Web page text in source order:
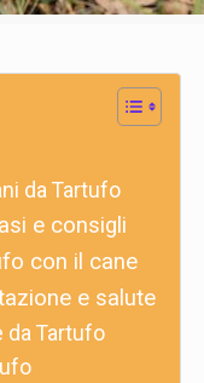
da Tartufo
e consigli
con il cane
e salute
da Tartufo